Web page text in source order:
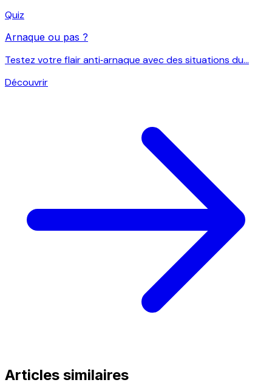
Quiz
Arnaque ou pas ?
Testez votre flair anti‑arnaque avec des situations du...
Découvrir
Articles similaires